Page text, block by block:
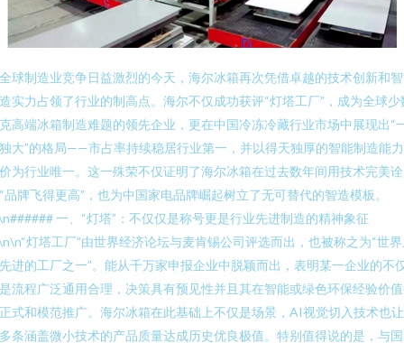
球制造业竞争日益激烈的今天，海尔冰箱再次凭借卓越的技术创新和
实力占领了行业的制高点。海尔不仅成功获评“灯塔工厂”，成为全球少
高端冰箱制造难题的领先企业，更在中国冷冻冷藏行业市场中展现出“
大”的格局——市占率持续稳居行业第一，并以得天独厚的智能制造能
为行业唯一。这一殊荣不仅证明了海尔冰箱在过去数年间用技术完美诠
品牌飞得更高”，也为中国家电品牌崛起树立了无可替代的智造模板。
一、“灯塔”：不仅仅是称号更是行业先进制造的精神象征
灯塔工厂”由世界经济论坛与麦肯锡公司评选而出，也被称之为“世
进的工厂之一”。能从千万家申报企业中脱颖而出，表明某一企业的不
流程广泛通用合理，决策具有预见性并且其在智能或绿色环保经验价
式和模范推广。海尔冰箱在此基础上不仅是场景，AI视觉切入技术也
条涵盖微小技术的产品质量达成历史优良极值。特别值得说的是，与